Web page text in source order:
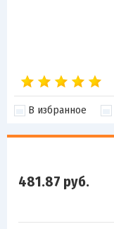
В избранное
481.87 руб.